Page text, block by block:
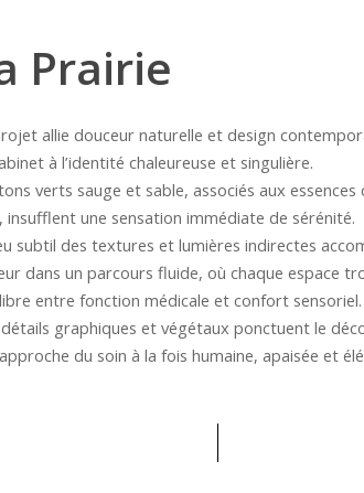
Prairie
allie douceur naturelle et design
à l’identité chaleureuse et singulière.
verts sauge et sable, associés aux essences
insufflent une sensation immédiate de sérénité.
subtil des textures et lumières indirectes
dans un parcours fluide, où chaque espace
entre fonction médicale et confort sensoriel.
graphiques et végétaux ponctuent le
du soin à la fois humaine, apaisée et